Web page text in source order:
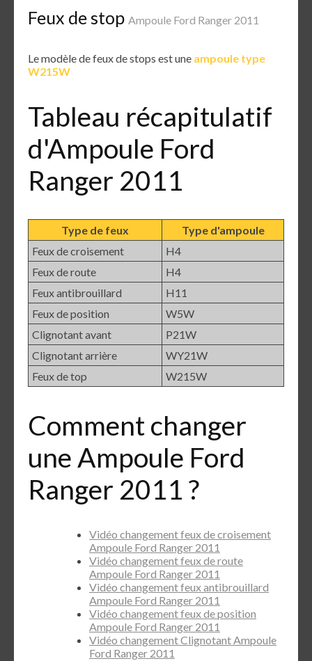
Feux de stop Ampoule Ford Ranger 2011
Le modèle de feux de stops est une ampoule type
W215W
Tableau récapitulatif
d'Ampoule Ford
Ranger 2011
Type de feux
Type d'ampoule
Feux de croisement
H4
Feux de route
H4
Feux antibrouillard
H11
Feux de position
W5W
Clignotant avant
P21W
Clignotant arrière
WY21W
Feux de top
W215W
Comment changer
une Ampoule Ford
Ranger 2011 ?
Vidéo changement feux de croisement
Ampoule Ford Ranger 2011
Vidéo changement feux de route
Ampoule Ford Ranger 2011
Vidéo changement feux antibrouillard
Ampoule Ford Ranger 2011
Vidéo changement feux de position
Ampoule Ford Ranger 2011
Vidéo changement Clignotant Ampoule
Ford Ranger 2011